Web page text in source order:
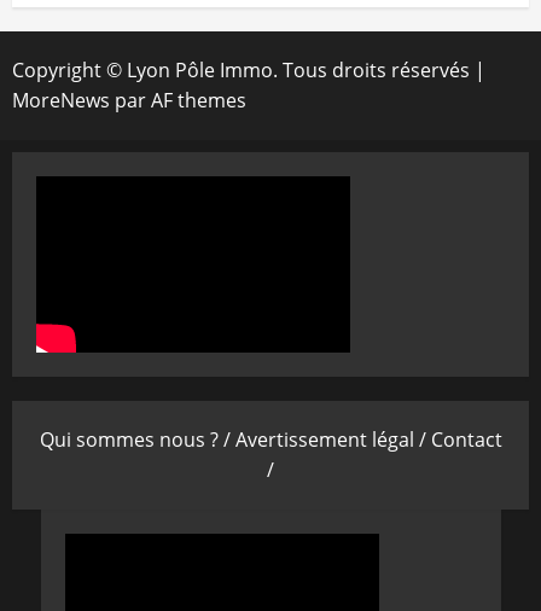
Copyright © Lyon Pôle Immo. Tous droits réservés |
MoreNews par AF themes
Qui sommes nous ? /Avertissement légal / Contact
/